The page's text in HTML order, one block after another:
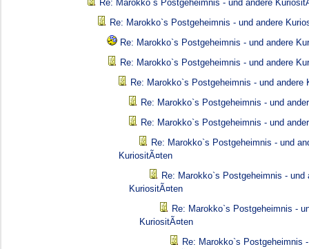
Re: Marokko`s Postgeheimnis - und andere
Re: Marokko`s Postgeheimnis - und andere
Re: Marokko`s Postgeheimnis - und andere
Re: Marokko`s Postgeheimnis - und andere
Re: Marokko`s Postgeheimnis - und andere
Re: Marokko`s Postgeheimnis - und
Re: Marokko`s Postgeheimnis - und
Re: Marokko`s Postgeheimnis - und
KuriositÃ¤ten
Re: Marokko`s Postgeheimnis - und
KuriositÃ¤ten
Re: Marokko`s Postgeheimnis -
KuriositÃ¤ten
Re: Marokko`s Postgeheimnis